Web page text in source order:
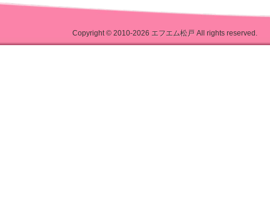
Copyright © 2010-2026 エフエム松戸 All rights reserved.